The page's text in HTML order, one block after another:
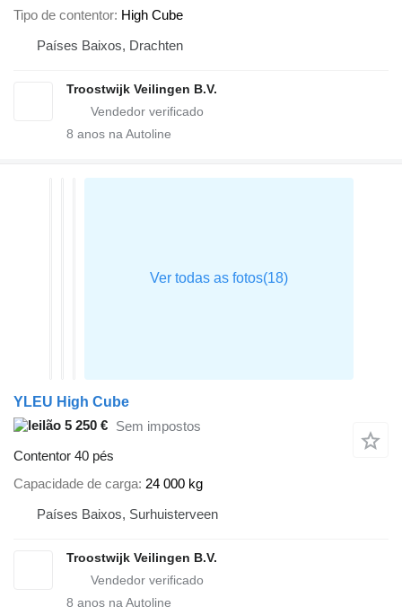
Tipo de contentor High Cube
Países Baixos, Drachten
Troostwijk Veilingen B.V.
8 anos na Autoline
YLEU High Cube
5 250 € Sem impostos
Contentor 40 pés
Capacidade de carga 24 000 kg
Países Baixos, Surhuisterveen
Troostwijk Veilingen B.V.
8 anos na Autoline